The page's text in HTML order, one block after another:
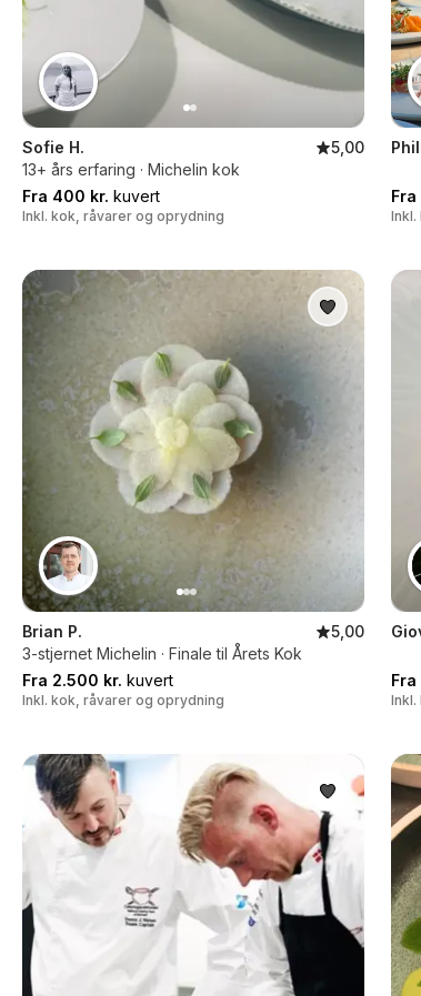
Sofie H.
5,00
13+ års erfaring · Michelin kok
Fra 400 kr. kuvert
Inkl. kok, råvarer og oprydning
Fra
Brian P.
5,00
3-stjernet Michelin · Finale til Årets Kok
Fra 2.500 kr. kuvert
Inkl. kok, råvarer og oprydning